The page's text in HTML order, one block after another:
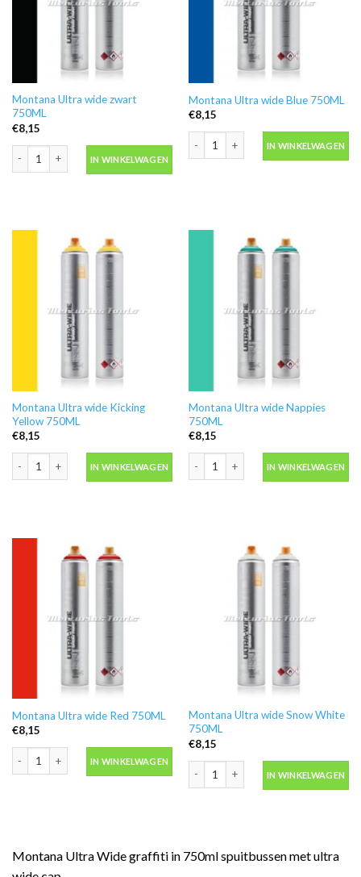
Montana Ultra wide zwart
750ML
€8,15
IN WINKELWAGEN
Montana Ultra wide Blue 750ML
€8,15
Montana Ultra wide Blue 750ML
IN WINKELWAGEN
Montana Ultra wide Kicking
Yellow 750ML
€8,15
Montana Ultra wide Kicking Yellow 750ML aantal
IN WINKELWAGEN
Montana Ultra wide Nappies
750ML
€8,15
Montana Ultra wide Nappies 750ML
IN WINKELWAGEN
Montana Ultra wide Red 750ML
€8,15
Montana Ultra wide Red 750ML aantal
IN WINKELWAGEN
Montana Ultra wide Snow White
750ML
€8,15
IN WINKELWAGEN
Montana Ultra Wide graffiti in 750ml spuitbussen met ultra